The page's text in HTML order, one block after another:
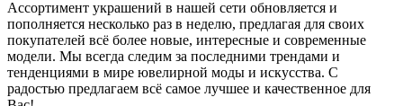
Ассортимент украшений в нашей сети обновляется и
пополняется несколько раз в неделю, предлагая для своих
покупателей всё более новые, интересные и современные
модели. Мы всегда следим за последними трендами и
тенденциями в мире ювелирной моды и искусства. С
радостью предлагаем всё самое лучшее и качественное для